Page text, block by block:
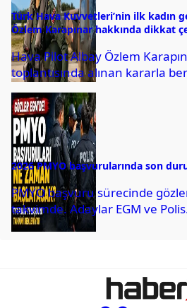
Türk Hava Kuvvetleri’nin ilk kadın
Özlem Karapınar hakkında dikkat
ortaya çıktı
Hava Pilot Albay Özlem
toplantısında alınan kararla
tuğgeneral rütbesine terfi
böylece, Türk Hava...
2026 PMYO başvurularında son
PMYO başvuru sürecinde
takvimde. Adaylar EGM ve Polis
Akademisi'nin resmi